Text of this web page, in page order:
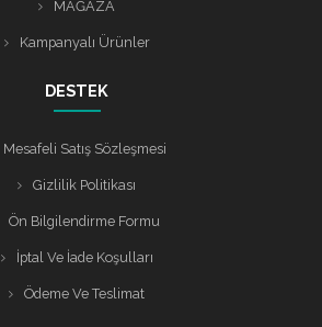
MAĞAZA
Kampanyalı Ürünler
DESTEK
Mesafeli Satış Sözleşmesi
Gizlilik Politikası
Ön Bilgilendirme Formu
İptal Ve İade Koşulları
Ödeme Ve Teslimat